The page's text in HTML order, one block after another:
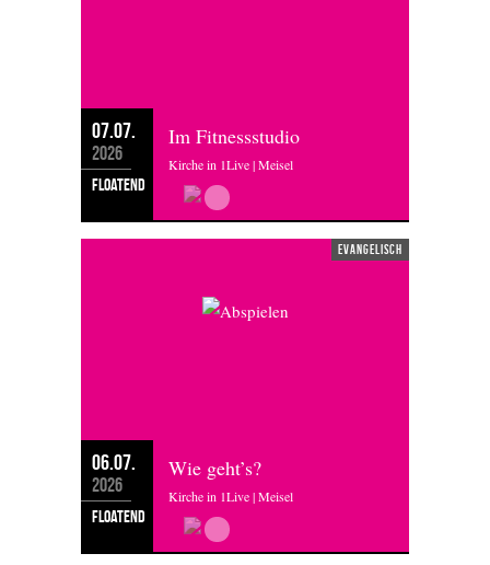
07.07.
2026
floatend
Im Fitnessstudio
Kirche in 1Live | Meisel
evangelisch
06.07.
2026
floatend
Wie geht’s?
Kirche in 1Live | Meisel